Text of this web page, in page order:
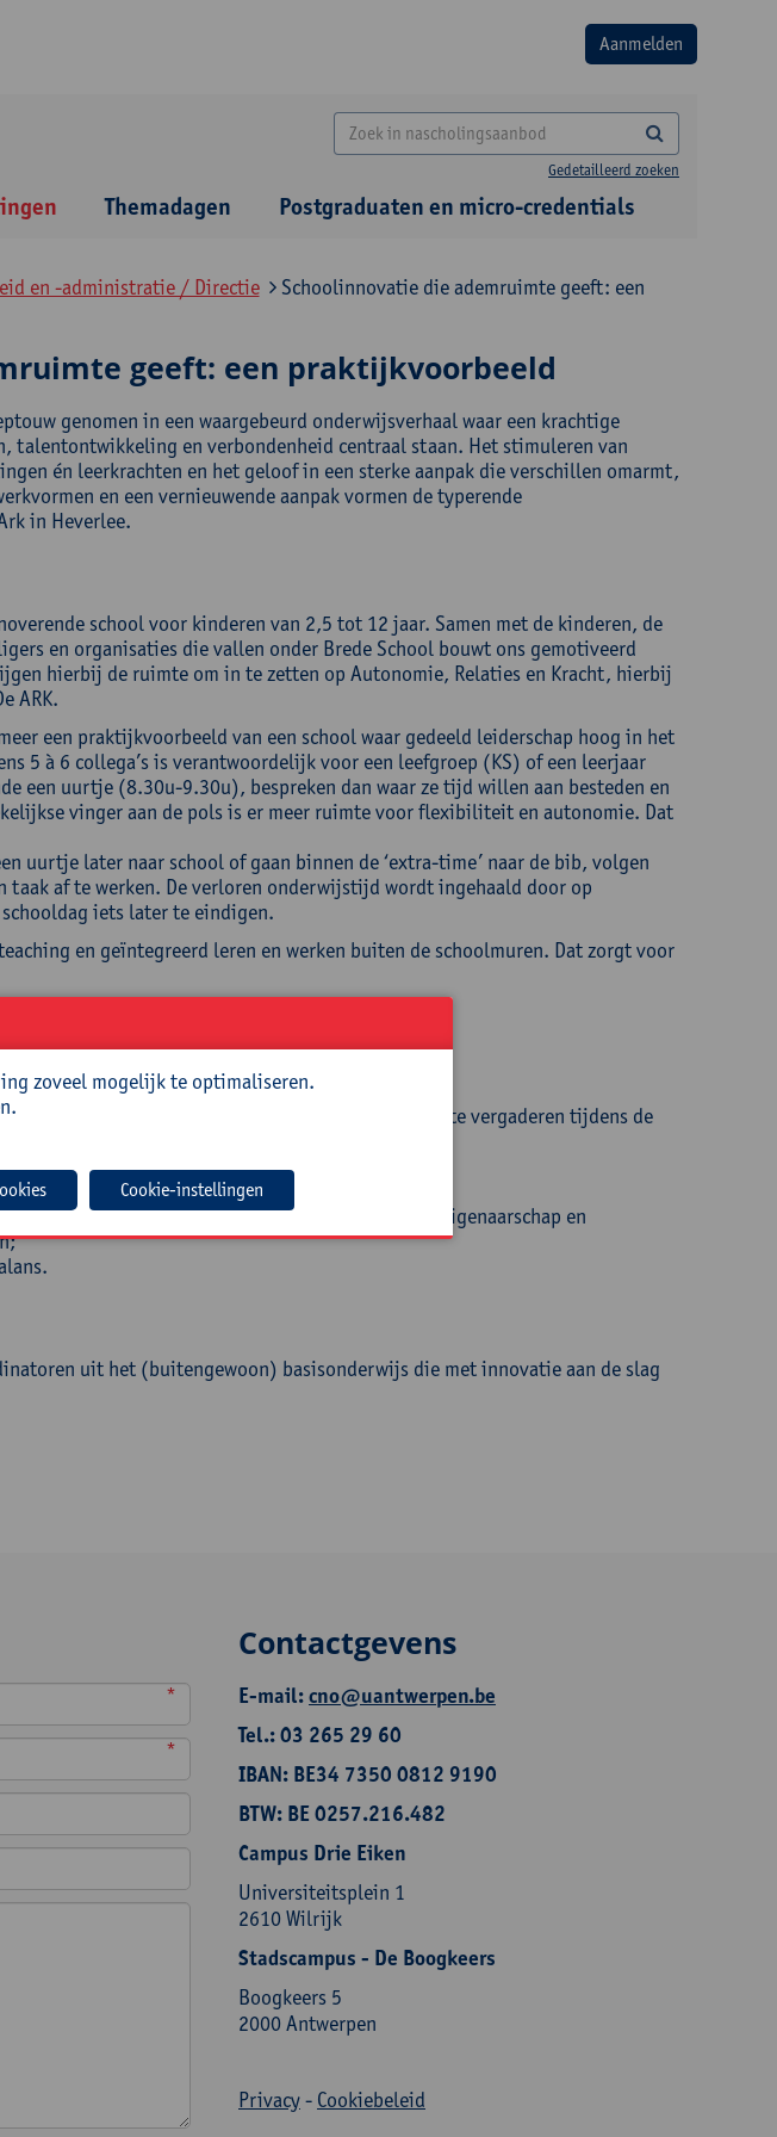
Gedetailleerd zoeken
Themadagen Postgraduaten en micro-credentials
en -administratie / Directie
Schoolinnovatie die ademruimte geeft: een
geeft: een praktijkvoorbeeld
genomen in een waargebeurd onderwijsverhaal waar een krachtige
talentontwikkeling en verbondenheid centraal staan. Het stimuleren van
én leerkrachten en het geloof in een sterke aanpak die verschillen omarmt,
en een vernieuwende aanpak vormen de typerende
in Heverlee.
school voor kinderen van 2,5 tot 12 jaar. Samen met de kinderen, de
en organisaties die vallen onder Brede School bouwt ons gemotiveerd
hierbij de ruimte om in te zetten op Autonomie, Relaties en Kracht, hierbij
ARK.
een praktijkvoorbeeld van een school waar gedeeld leiderschap hoog in het
5 à 6 collega’s is verantwoordelijk voor een leefgroep (KS) of een leerjaar
een uurtje (8.30u-9.30u), bespreken dan waar ze tijd willen aan besteden en
vinger aan de pols is er meer ruimte voor flexibiliteit en autonomie. Dat
uurtje later naar school of gaan binnen de ‘extra-time’ naar de bib, volgen
taak af te werken. De verloren onderwijstijd wordt ingehaald door op
iets later te eindigen.
en geïntegreerd leren en werken buiten de schoolmuren. Dat zorgt voor
waardoor er tijd en ruimte gecreëerd wordt om te vergaderen tijdens de
te vinden in je onderwijstijd;
een innoverende leeromgeving te maken;
een doordachte manier kan aanpakken en waarbij eigenaarschap en
uit het (buitengewoon) basisonderwijs die met innovatie aan de slag
*
*
Contactgevens
E-mail:cno@uantwerpen.be
Tel.: 03 265 29 60
IBAN: BE34 7350 0812 9190
BTW: BE 0257.216.482
Campus Drie Eiken
Universiteitsplein 1
2610 Wilrijk
Stadscampus - De Boogkeers
Boogkeers 5
2000 Antwerpen
Privacy- Cookiebeleid
zoveel mogelijk te optimaliseren.
Cookie-instellingen